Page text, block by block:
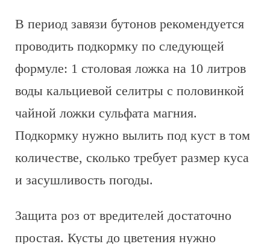
В период завязи бутонов рекомендуется
проводить подкормку по следующей
формуле: 1 столовая ложка на 10 литров
воды кальциевой селитры с половинкой
чайной ложки сульфата магния.
Подкормку нужно вылить под куст в том
количестве, сколько требует размер куса
и засушливость погоды.
Защита роз от вредителей достаточно
простая. Кусты до цветения нужно